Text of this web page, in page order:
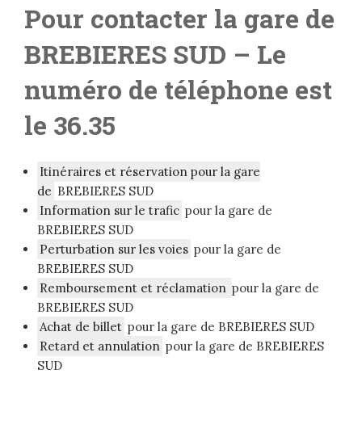
Pour contacter la gare de
BREBIERES SUD – Le
numéro de téléphone est
le 36.35
Itinéraires et réservation pour la gare
de BREBIERES SUD
Information sur le trafic pour la gare de
BREBIERES SUD
Perturbation sur les voies pour la gare de
BREBIERES SUD
Remboursement et réclamation pour la gare de
BREBIERES SUD
Achat de billet pour la gare de BREBIERES SUD
Retard et annulation pour la gare de BREBIERES
SUD